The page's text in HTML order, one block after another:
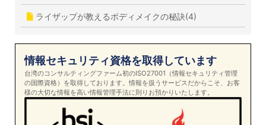
ライザップが教えるボディメイクの秘訣(4)
情報セキュリティ資格を取得しています
台湾のコンサルティングファーム初のISO27001（情報セキュリティ管理
の国際資格）を取得しております。情報を扱うサービスだからこそ、お客
様の大切な情報を高い情報管理手法に則りお預かりいたします。